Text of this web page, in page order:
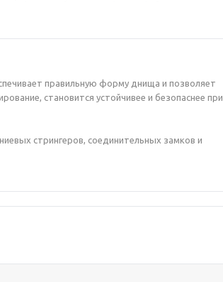
правильную форму днища и позволяет
становится устойчивее и безопаснее при
стрингеров, соединительных замков и